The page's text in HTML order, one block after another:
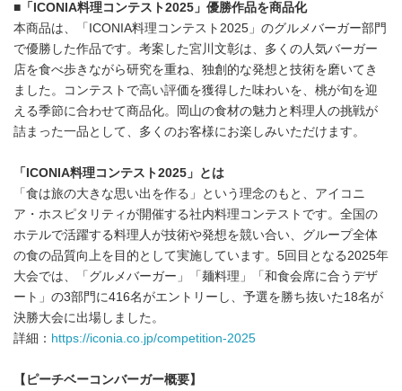
■ 「 ICONIA料理コンテスト2025 」優勝作品を商品化
本商品は、「ICONIA料理コンテスト2025」のグルメバーガー部門
で優勝した作品です。考案した宮川文彰は、多くの人気バーガー
店を食べ歩きながら研究を重ね、独創的な発想と技術を磨いてき
ました。コンテストで高い評価を獲得した味わいを、桃が旬を迎
える季節に合わせて商品化。岡山の食材の魅力と料理人の挑戦が
詰まった一品として、多くのお客様にお楽しみいただけます。
「 ICONIA料理コンテスト2025 」とは
「食は旅の大きな思い出を作る」という理念のもと、アイコニ
ア・ホスピタリティが開催する社内料理コンテストです。全国の
ホテルで活躍する料理人が技術や発想を競い合い、グループ全体
の食の品質向上を目的として実施しています。5回目となる2025年
大会では、「グルメバーガー」「麺料理」「和食会席に合うデザ
ート」の3部門に416名がエントリーし、予選を勝ち抜いた18名が
決勝大会に出場しました。
詳細： https://iconia.co.jp/competition-2025
【ピーチベーコンバーガー概要】